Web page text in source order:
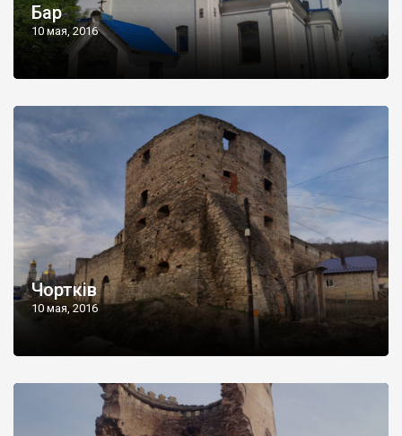
Бар
10 мая, 2016
Чортків
10 мая, 2016